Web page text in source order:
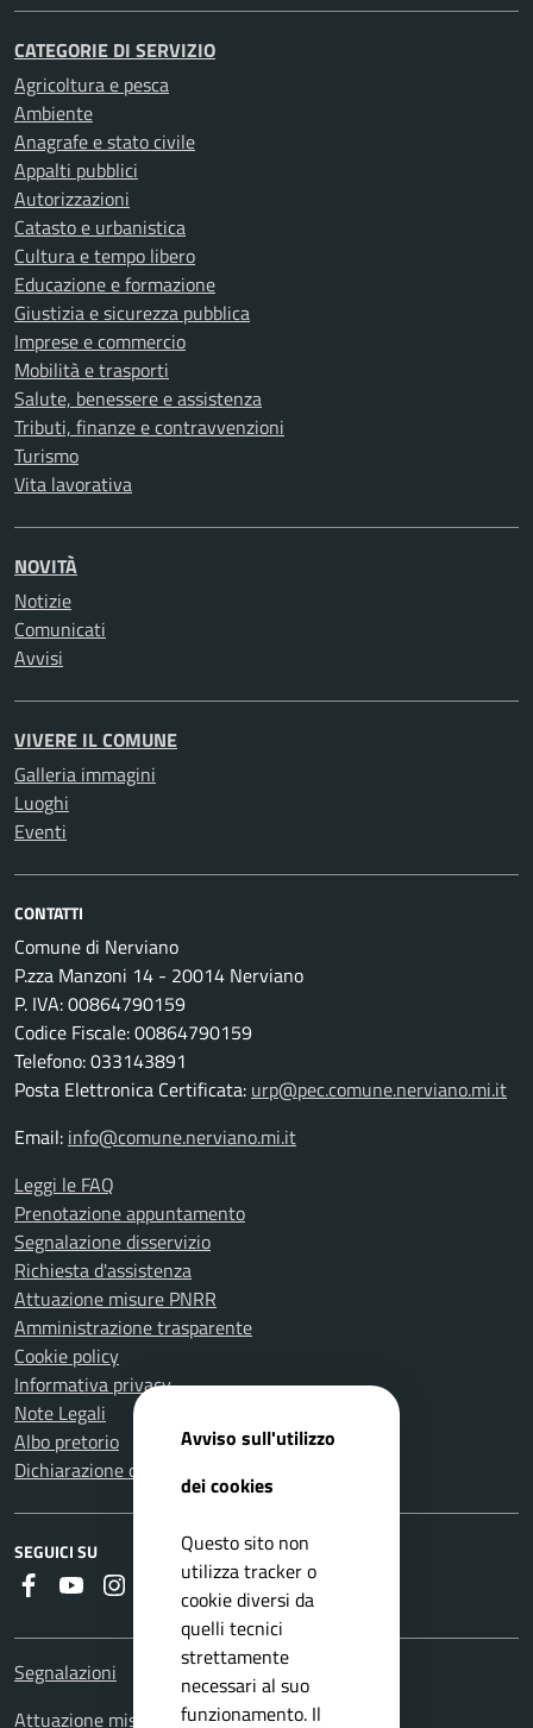
CATEGORIE DI SERVIZIO
Agricoltura e pesca
Ambiente
Anagrafe e stato civile
Appalti pubblici
Autorizzazioni
Catasto e urbanistica
Cultura e tempo libero
Educazione e formazione
Giustizia e sicurezza pubblica
Imprese e commercio
Mobilità e trasporti
Salute, benessere e assistenza
Tributi, finanze e contravvenzioni
Turismo
Vita lavorativa
NOVITÀ
Notizie
Comunicati
Avvisi
VIVERE IL COMUNE
Galleria immagini
Luoghi
Eventi
CONTATTI
Comune di Nerviano
P.zza Manzoni 14 - 20014 Nerviano
P. IVA: 00864790159
Codice Fiscale: 00864790159
Telefono: 033143891
Posta Elettronica Certificata: urp@pec.comune.nerviano.mi.it
Email: info@comune.nerviano.mi.it
Leggi le FAQ
Prenotazione appuntamento
Segnalazione disservizio
Richiesta d'assistenza
Attuazione misure PNRR
Amministrazione trasparente
Cookie policy
Informativa privacy
Note Legali
Albo pretorio
Dichiarazione di accessibilità
SEGUICI SU
Faceboook
YoutubeInstagramWhatsapp
RSS
Segnalazioni
Attuazione misure PNRR
Avviso sull'utilizzo
dei cookies
Questo sito non
utilizza tracker o
cookie diversi da
quelli tecnici
strettamente
necessari al suo
funzionamento. Il